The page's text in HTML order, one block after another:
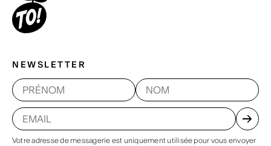
NEWSLETTER
Votre adresse de messagerie est uniquement utilisée pour vous envoyer